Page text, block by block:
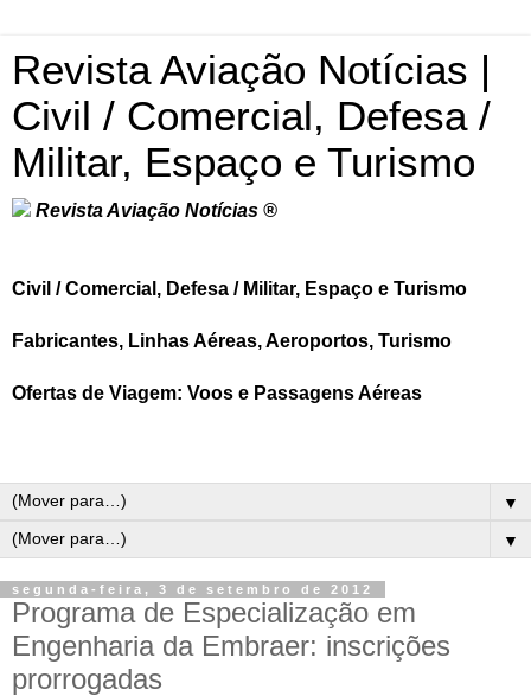
Revista Aviação Notícias |
Civil / Comercial, Defesa /
Militar, Espaço e Turismo
Revista Aviação Notícias ®
Civil / Comercial, Defesa / Militar, Espaço e Turismo
Fabricantes, Linhas Aéreas, Aeroportos, Turismo
Ofertas de Viagem: Voos e Passagens Aéreas
▼
▼
segunda-feira, 3 de setembro de 2012
Programa de Especialização em
Engenharia da Embraer: inscrições
prorrogadas